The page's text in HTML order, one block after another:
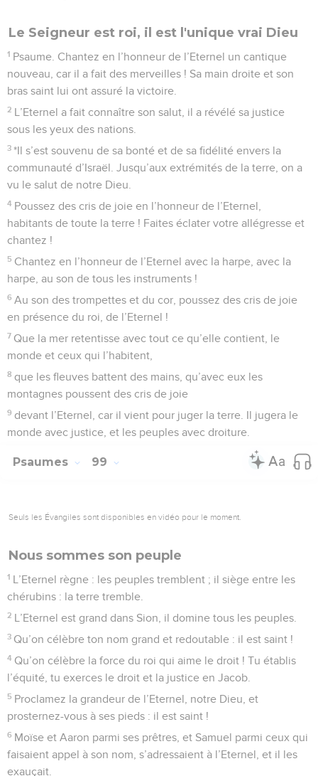
Le Seigneur est roi, il est l'unique vrai Dieu
1 Psaume. Chantez en l’honneur de l’Eternel un cantique
nouveau, car il a fait des merveilles ! Sa main droite et son
bras saint lui ont assuré la victoire.
2 L’Eternel a fait connaître son salut, il a révélé sa justice
sous les yeux des nations.
3 *Il s’est souvenu de sa bonté et de sa fidélité envers la
communauté d’Israël. Jusqu’aux extrémités de la terre, on a
vu le salut de notre Dieu.
4 Poussez des cris de joie en l’honneur de l’Eternel,
habitants de toute la terre ! Faites éclater votre allégresse et
chantez !
5 Chantez en l’honneur de l’Eternel avec la harpe, avec la
harpe, au son de tous les instruments !
6 Au son des trompettes et du cor, poussez des cris de joie
en présence du roi, de l’Eternel !
7 Que la mer retentisse avec tout ce qu’elle contient, le
monde et ceux qui l’habitent,
8 que les fleuves battent des mains, qu’avec eux les
montagnes poussent des cris de joie
9 devant l’Eternel, car il vient pour juger la terre. Il jugera le
monde avec justice, et les peuples avec droiture.
Psaumes 99
Seuls les Évangiles sont disponibles en vidéo pour le moment.
Nous sommes son peuple
1 L’Eternel règne : les peuples tremblent ; il siège entre les
chérubins : la terre tremble.
2 L’Eternel est grand dans Sion, il domine tous les peuples.
3 Qu’on célèbre ton nom grand et redoutable : il est saint !
4 Qu’on célèbre la force du roi qui aime le droit ! Tu établis
l’équité, tu exerces le droit et la justice en Jacob.
5 Proclamez la grandeur de l’Eternel, notre Dieu, et
prosternez-vous à ses pieds : il est saint !
6 Moïse et Aaron parmi ses prêtres, et Samuel parmi ceux qui
faisaient appel à son nom, s’adressaient à l’Eternel, et il les
exauçait.